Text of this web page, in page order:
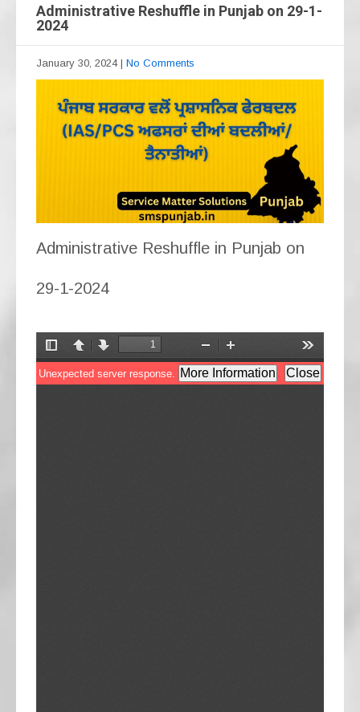
Administrative Reshuffle in Punjab on 29-1-
2024
January 30, 2024 | No Comments
Administrative Reshuffle in Punjab on
29-1-2024